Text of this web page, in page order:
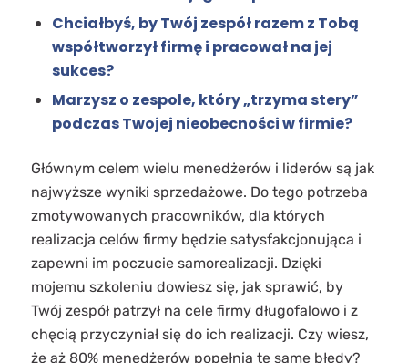
Chciałbyś, by Twój zespół razem z Tobą
współtworzył firmę i pracował na jej
sukces?
Marzysz o zespole, który „trzyma stery”
podczas Twojej nieobecności w firmie?
Głównym celem wielu menedżerów i liderów są jak
najwyższe wyniki sprzedażowe. Do tego potrzeba
zmotywowanych pracowników, dla których
realizacja celów firmy będzie satysfakcjonująca i
zapewni im poczucie samorealizacji. Dzięki
mojemu szkoleniu dowiesz się, jak sprawić, by
Twój zespół patrzył na cele firmy długofalowo i z
chęcią przyczyniał się do ich realizacji. Czy wiesz,
że aż 80% menedżerów popełnia te same błędy?